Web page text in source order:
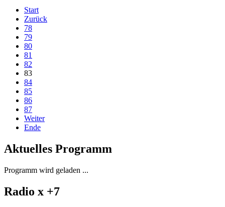
Start
Zurück
78
79
80
81
82
83
84
85
86
87
Weiter
Ende
Aktuelles Programm
Programm wird geladen ...
Radio x +7